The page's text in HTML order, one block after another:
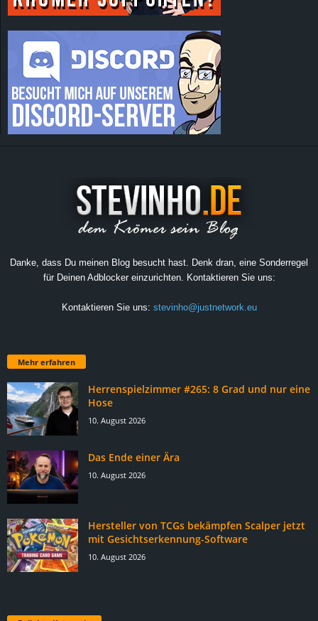
Danke, dass Du meinen Blog besucht hast. Denk dran, eine Sonderregel
für Deinen Adblocker einzurichten. Kontaktieren Sie uns:
Kontaktieren Sie uns: stevinho@justnetwork.eu
Mehr erfahren
Herrenspielzimmer #265: 8 Grad und nur eine
Hose
10. August 2026
Das Ende einer Ära
10. August 2026
Hersteller von TCGs bekämpfen Scalper jetzt
mit Gesichtserkennung-Software
10. August 2026